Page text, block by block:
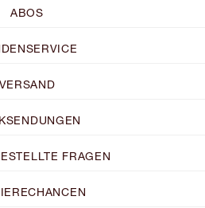
ABOS
VERSAND
FRAGEN